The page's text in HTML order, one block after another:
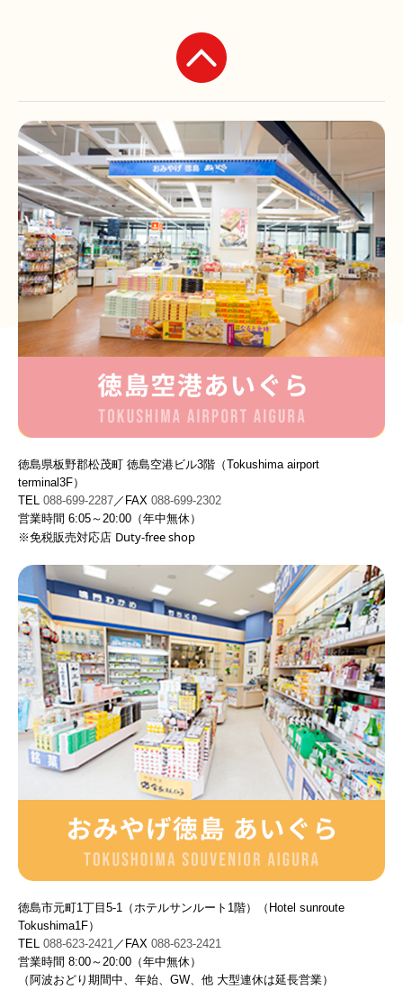
徳島県板野郡松茂町 徳島空港ビル3階（Tokushima airport
terminal3F）
TEL 088-699-2287 ／FAX 088-699-2302
営業時間 6:05～20:00（年中無休）
※免税販売対応店 Duty-free shop
徳島市元町1丁目5-1（ホテルサンルート1階）（Hotel sunroute
Tokushima1F）
TEL 088-623-2421／FAX 088-623-2421
営業時間 8:00～20:00 （年中無休）
（阿波おどり期間中、年始、GW、他 大型連休は延長営業）